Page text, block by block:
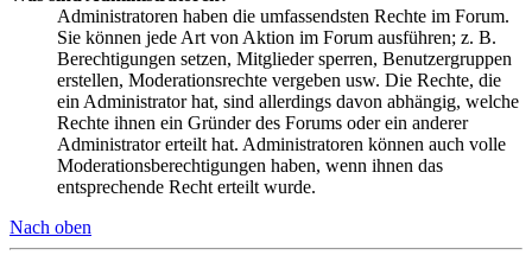
Administratoren haben die umfassendsten Rechte im Forum.
Sie können jede Art von Aktion im Forum ausführen; z. B.
Berechtigungen setzen, Mitglieder sperren, Benutzergruppen
erstellen, Moderationsrechte vergeben usw. Die Rechte, die
ein Administrator hat, sind allerdings davon abhängig, welche
Rechte ihnen ein Gründer des Forums oder ein anderer
Administrator erteilt hat. Administratoren können auch volle
Moderationsberechtigungen haben, wenn ihnen das
entsprechende Recht erteilt wurde.
Nach oben